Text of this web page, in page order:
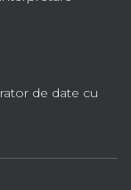
de date cu